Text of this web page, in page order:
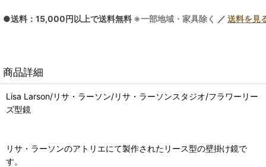
●送料：15,000円以上で送料無料 ※一部地域・家具除く ／ 送料を見
商品詳細
Lisa Larson/リサ・ラーソン/リサ・ラーソンスタジオ/フラワーリー
ズ型鏡
リサ・ラーソンのアトリエにて製作されたリース型の壁掛け鏡で
す。